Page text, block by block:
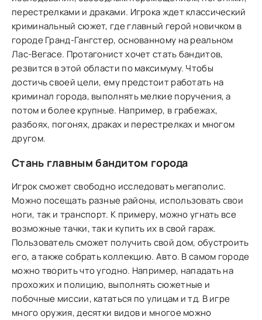
перестрелками и драками. Игрока ждет классический
криминальный сюжет, где главный герой новичком в
городе Гранд-Гангстер, основанному на реальном
Лас-Вегасе. Протагонист хочет стать бандитов,
резвится в этой области по максимуму. Чтобы
достичь своей цели, ему предстоит работать на
криминал города, выполнять мелкие поручения, а
потом и более крупные. Например, в грабежах,
разбоях, погонях, драках и перестрелках и многом
другом.
Стань главным бандитом города
Игрок сможет свободно исследовать мегаполис.
Можно посещать разные районы, использовать свои
ноги, так и транспорт. К примеру, можно угнать все
возможные тачки, так и купить их в свой гараж.
Пользователь сможет получить свой дом, обустроить
его, а также собрать коллекцию. Авто. В самом городе
можно творить что угодно. Например, нападать на
прохожих и полицию, выполнять сюжетные и
побочные миссии, кататься по улицам и тд. В игре
много оружия, десятки видов и многое можно